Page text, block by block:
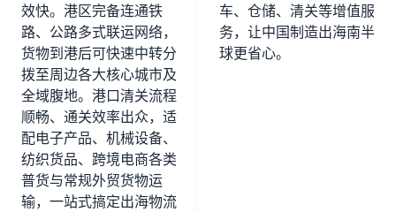
效快。港区完备连通铁
路、公路多式联运网络，
货物到港后可快速中转分
拨至周边各大核心城市及
全域腹地。港口清关流程
顺畅、通关效率出众，适
配电子产品、机械设备、
纺织货品、跨境电商各类
普货与常规外贸货物运
输，一站式搞定出海物流
车、仓储、清关等增值服
务，让中国制造出海南半
球更省心。